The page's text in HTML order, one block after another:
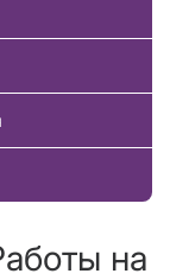
на